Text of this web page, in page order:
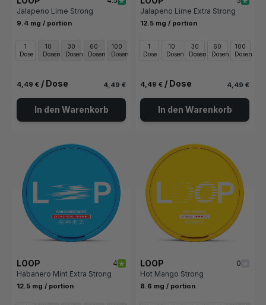
Jalapeno Lime Strong
9.4 mg / portion
1
Dose
10
Dosen
30
Dosen
60
Dosen
100
Dosen
4,49 € / Dose 4,49 €
In den Warenkorb
Jalapeno Lime Extra Strong
12.5 mg / portion
1
Dose
10
Dosen
30
Dosen
60
Dosen
100
Dosen
4,49 € / Dose 4,49 €
In den Warenkorb
LOOP
4
Habanero Mint Extra Strong
12.5 mg / portion
LOOP
0
Hot Mango Strong
8.6 mg / portion